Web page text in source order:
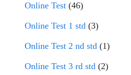
Online Test (46)
Online Test 1 std (3)
Online Test 2 nd std (1)
Online Test 3 rd std (2)